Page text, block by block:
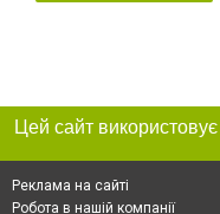
Реклама на сайті
Робота в нашій компанії